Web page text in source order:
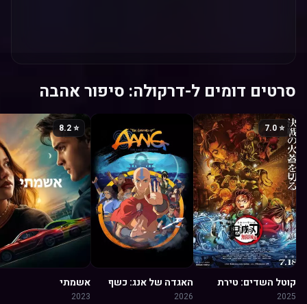
סרטים דומים ל-דרקולה: סיפור אהבה
⭐ 7.0
קוטל השדים: טירת
האינסוף
2025
האגדה של אנג: כשף
האוויר האחרון
2026
⭐ 8.2
אשמתי
2023